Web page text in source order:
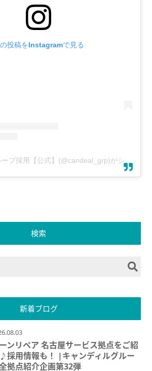
投稿をInstagramで見る
検索
新着ブログ
ンリペア 名古屋サービス拠点をご紹
採用情報も！ |キャンディルグルー
拠点紹介企画第32弾